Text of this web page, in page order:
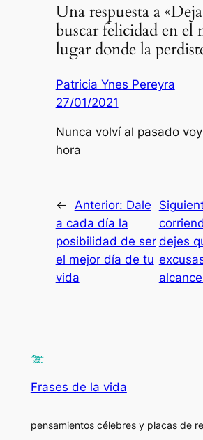
Una respuesta a
buscar felicidad en el
lugar donde la
Patricia Ynes Pereyra
27/01/2021
Nunca volví al pasado
hora
← Anterior: Dale
a cada día la
posibilidad de ser
el mejor día de tu
vida
dejes
Frases de la vida
pensamientos célebres y placas de